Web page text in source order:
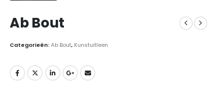
Ab Bout
Categorieën:Ab Bout, Kunstuitleen